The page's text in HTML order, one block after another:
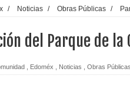
/ Noticias / Obras Públicas /
del Parque de la
Edoméx Noticias Obras Públicas